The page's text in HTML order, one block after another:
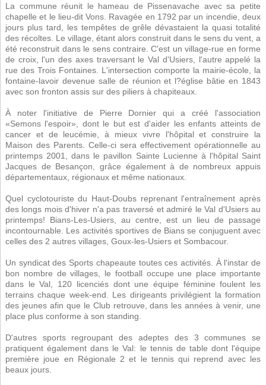
La commune réunit le hameau de Pissenavache avec sa petite
chapelle et le lieu-dit Vons. Ravagée en 1792 par un incendie, deux
jours plus tard, les tempêtes de grêle dévastaient la quasi totalité
des récoltes. Le village, étant alors construit dans le sens du vent, a
été reconstruit dans le sens contraire. C'est un village-rue en forme
de croix, l'un des axes traversant le Val d'Usiers, l'autre appelé la
rue des Trois Fontaines. L'intersection comporte la mairie-école, la
fontaine-lavoir devenue salle de réunion et l?église bâtie en 1843
avec son fronton assis sur des piliers à chapiteaux.
À noter l'initiative de Pierre Dornier qui a créé l'association
«Semons l'espoir», dont le but est d'aider les enfants atteints de
cancer et de leucémie, à mieux vivre l'hôpital et construire la
Maison des Parents. Celle-ci sera effectivement opérationnelle au
printemps 2001, dans le pavillon Sainte Lucienne à l'hôpital Saint
Jacques de Besançon, grâce également à de nombreux appuis
départementaux, régionaux et même nationaux.
Quel cyclotouriste du Haut-Doubs reprenant l'entraînement après
des longs mois d'hiver n'a pas traversé et admiré le Val d'Usiers au
printemps! Bians-Les-Usiers, au centre, est un lieu de passage
incontournable. Les activités sportives de Bians se conjuguent avec
celles des 2 autres villages, Goux-les-Usiers et Sombacour.
Un syndicat des Sports chapeaute toutes ces activités. À l'instar de
bon nombre de villages, le football occupe une place importante
dans le Val, 120 licenciés dont une équipe féminine foulent les
terrains chaque week-end. Les dirigeants privilégient la formation
des jeunes afin que le Club retrouve, dans les années à venir, une
place plus conforme à son standing.
D'autres sports regroupant des adeptes des 3 communes se
pratiquent également dans le Val: le tennis de table dont l'équipe
première joue en Régionale 2 et le tennis qui reprend avec les
beaux jours.